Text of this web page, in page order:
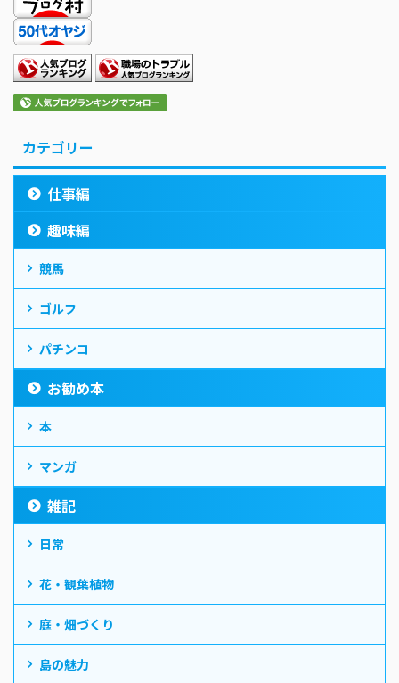
カテゴリー
仕事編
趣味編
競馬
ゴルフ
パチンコ
お勧め本
本
マンガ
雑記
日常
花・観葉植物
庭・畑づくり
島の魅力